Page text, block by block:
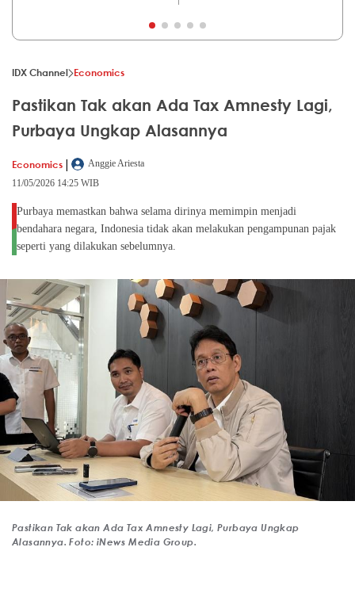
IDX Channel Economics
Pastikan Tak akan Ada Tax Amnesty Lagi,
Purbaya Ungkap Alasannya
Economics |
Anggie Ariesta
11/05/2026 14:25 WIB
Purbaya memastkan bahwa selama dirinya memimpin menjadi
bendahara negara, Indonesia tidak akan melakukan pengampunan pajak
seperti yang dilakukan sebelumnya.
Pastikan Tak akan Ada Tax Amnesty Lagi, Purbaya Ungkap
Alasannya. Foto: iNews Media Group.